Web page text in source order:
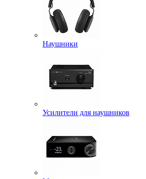
Наушники
Усилители для наушников